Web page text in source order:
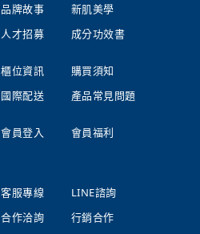
品牌故事
新肌美學
人才招募
成分功效書
櫃位資訊
購買須知
國際配送
產品常見問題
會員登入 會員福利
客服專線
LINE諮詢
合作洽詢
行銷合作